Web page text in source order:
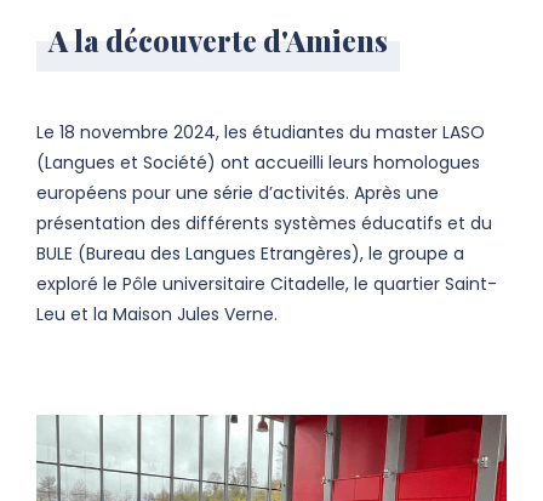
A la découverte d'Amiens
Le 18 novembre 2024, les étudiantes du master LASO
(Langues et Société) ont accueilli leurs homologues
européens pour une série d’activités. Après une
présentation des différents systèmes éducatifs et du
BULE (Bureau des Langues Etrangères), le groupe a
exploré le Pôle universitaire Citadelle, le quartier Saint-
Leu et la Maison Jules Verne.